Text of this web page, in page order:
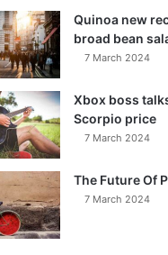
Quinoa new
broad bean
7 March 2024
Xbox boss
Scorpio price
7 March 2024
The Future Of
7 March 2024